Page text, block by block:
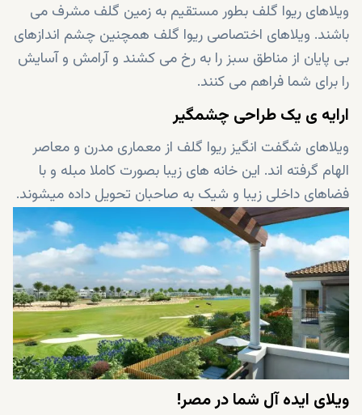
ویلاهای ریوا گلف بطور مستقیم به زمین گلف مشرف می
باشند. ویلاهای اختصاصی ریوا گلف همچنین چشم اندازهای
بی پایان از مناطق سبز را به رخ می کشند و آرامش و آسایش
را برای شما فراهم می کنند.
ارایه ی یک طراحی چشمگیر
ویلاهای شگفت انگیز ریوا گلف از معماری مدرن و معاصر
الهام گرفته اند. این خانه های زیبا بصورت کاملا مبله و با
فضاهای داخلی زیبا و شیک به صاحبان تحویل داده میشوند.
ویلای ایده آل شما در مصر!